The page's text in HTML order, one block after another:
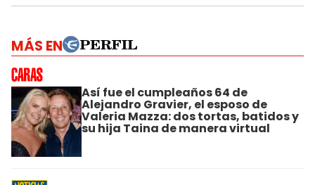
MÁS EN
Así fue el cumpleaños 64 de
Alejandro Gravier, el esposo de
Valeria Mazza: dos tortas, batidos y
su hija Taina de manera virtual